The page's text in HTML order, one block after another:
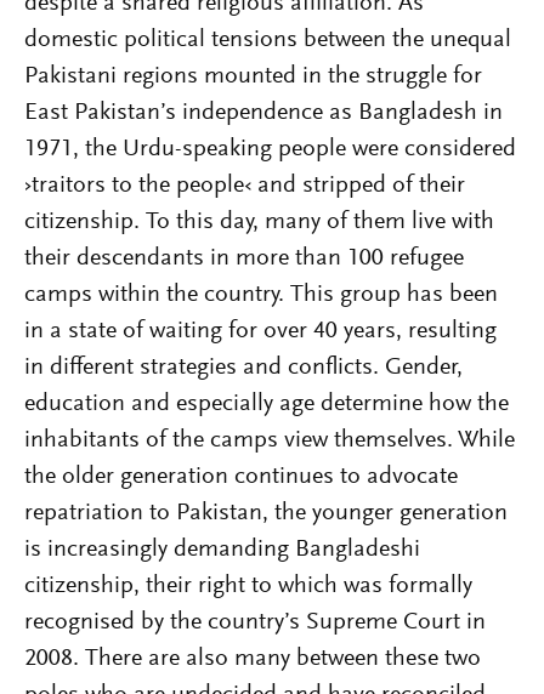
domestic political tensions between the unequal
Pakistani regions mounted in the struggle for
East Pakistan’s independence as Bangladesh in
1971, the Urdu-speaking people were considered
›traitors to the people‹ and stripped of their
citizenship. To this day, many of them live with
their descendants in more than 100 refugee
camps within the country. This group has been
in a state of waiting for over 40 years, resulting
in different strategies and conflicts. Gender,
education and especially age determine how the
inhabitants of the camps view themselves. While
the older generation continues to advocate
repatriation to Pakistan, the younger generation
is increasingly demanding Bangladeshi
citizenship, their right to which was formally
recognised by the country’s Supreme Court in
2008. There are also many between these two